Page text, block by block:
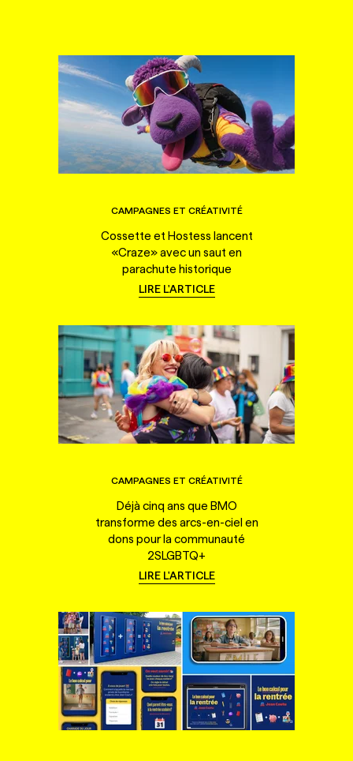
CAMPAGNES ET CRÉATIVITÉ
Cossette et Hostess lancent
«Craze» avec un saut en
parachute historique
LIRE L'ARTICLE
CAMPAGNES ET CRÉATIVITÉ
Déjà cinq ans que BMO
transforme des arcs-en-ciel en
dons pour la communauté
2SLGBTQ+
LIRE L'ARTICLE